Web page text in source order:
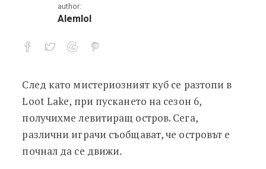
author:
Alemlol
Островът над Loot Lake се движи!
След като мистериозният куб се разтопи в
Loot Lake, при пускането на сезон 6,
получихме левитиращ остров. Сега,
различни играчи съобщават, че островът е
почнал да се движи.